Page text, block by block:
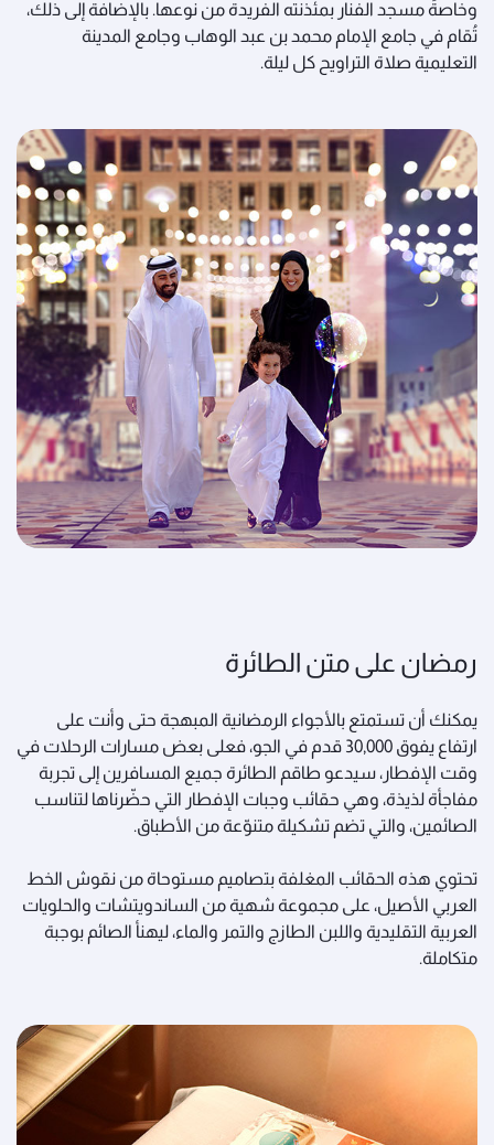
وخاصةً مسجد الفنار بمئذنته الفريدة من نوعها. بالإضافة إلى ذلك،
تُقام في جامع الإمام محمد بن عبد الوهاب وجامع المدينة
التعليمية صلاة التراويح كل ليلة.
رمضان على متن الطائرة
يمكنك أن تستمتع بالأجواء الرمضانية المبهجة حتى وأنت على
ارتفاع يفوق 30,000 قدم في الجو، فعلى بعض مسارات الرحلات في
وقت الإفطار، سيدعو طاقم الطائرة جميع المسافرين إلى تجربة
مفاجأة لذيذة، وهي حقائب وجبات الإفطار التي حضّرناها لتناسب
الصائمين، والتي تضم تشكيلة متنوّعة من الأطباق.
تحتوي هذه الحقائب المغلفة بتصاميم مستوحاة من نقوش الخط
العربي الأصيل، على مجموعة شهية من الساندويتشات والحلويات
العربية التقليدية واللبن الطازج والتمر والماء، ليهنأ الصائم بوجبة
متكاملة.